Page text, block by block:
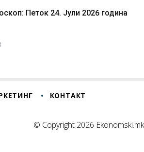
Петок 24. Јули 2026 година
КОНТАКТ
© Copyright 2026 Ekonomski.mk